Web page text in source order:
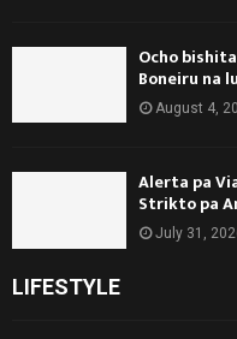
Ocho
Boneiru na
August 4,
Alerta pa
Strikto pa
July 31,
LIFESTYLE